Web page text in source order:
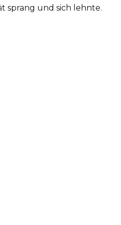
sprang und sich lehnte.